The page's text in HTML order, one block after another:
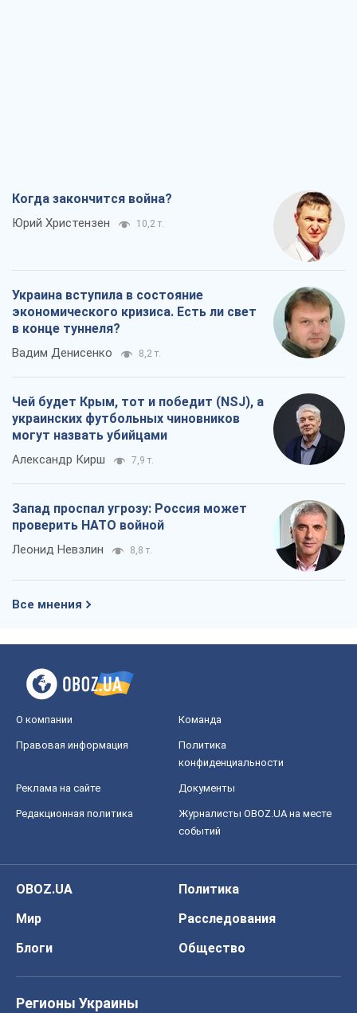
Когда закончится война?
Юрий Христензен 10,2 т.
Украина вступила в состояние
экономического кризиса. Есть ли свет
в конце туннеля?
Вадим Денисенко 8,2 т.
Чей будет Крым, тот и победит (NSJ), а
украинских футбольных чиновников
могут назвать убийцами
Александр Кирш 7,9 т.
Запад проспал угрозу: Россия может
проверить НАТО войной
Леонид Невзлин 8,8 т.
Все мнения
О компании Команда
Правовая информация
Политика
конфиденциальности
Реклама на сайте Документы
Редакционная политика
Журналисты OBOZ.UA на месте
событий
OBOZ.UA
Политика
Мир
Расследования
Блоги
Общество
Регионы Украины